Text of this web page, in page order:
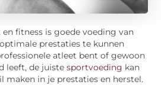
fitness is goede voeding van
prestaties te kunnen
atleet bent of gewoon
leeft, de juistesportvoeding kan
maken in je prestaties en herstel.